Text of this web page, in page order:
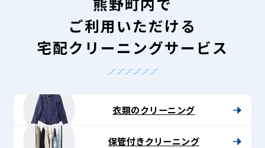
ト〉
ご利用いただける
宅配クリーニングサービス
衣類のクリーニング
保管付きクリーニング